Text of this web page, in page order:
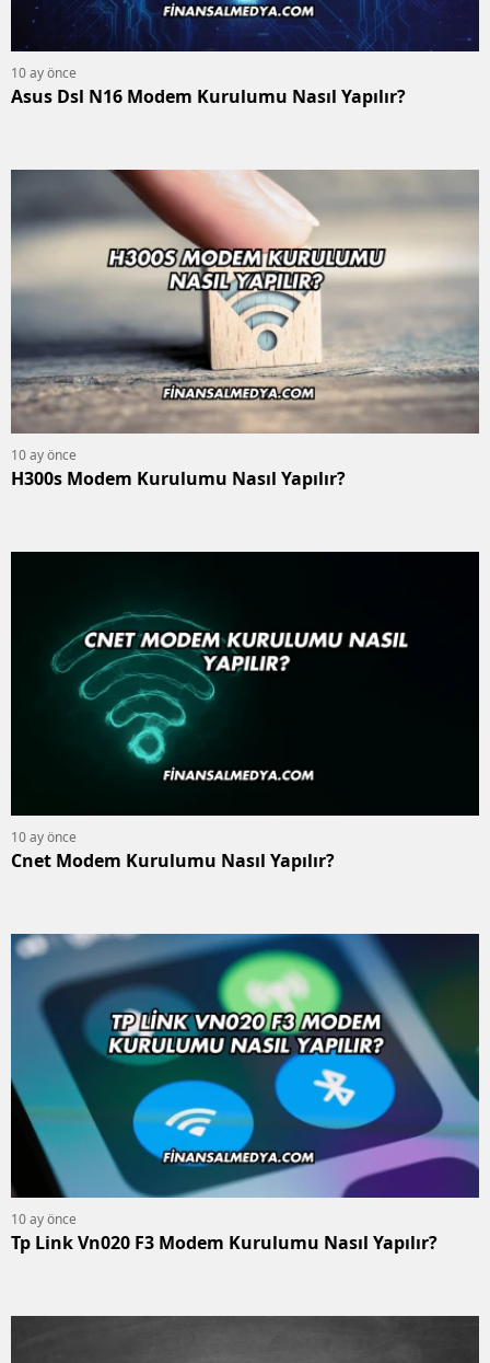
10 ay önce
Asus Dsl N16 Modem Kurulumu Nasıl Yapılır?
10 ay önce
H300s Modem Kurulumu Nasıl Yapılır?
10 ay önce
Cnet Modem Kurulumu Nasıl Yapılır?
10 ay önce
Tp Link Vn020 F3 Modem Kurulumu Nasıl Yapılır?